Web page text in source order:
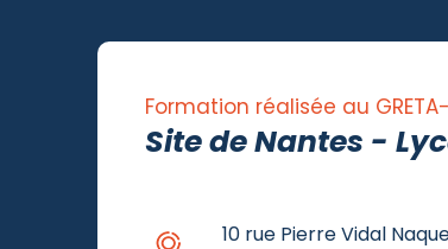
Formation réalisée au
Site de Nantes -
10 rue Pierre Vidal